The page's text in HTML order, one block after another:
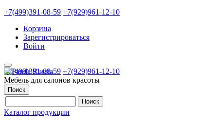
+7(499)391-08-59 +7(929)961-12-10
Корзина
Зарегистрироваться
Войти
+7(499)391-08-59 +7(929)961-12-10
Мебель для салонов красоты
Поиск
Каталог продукции